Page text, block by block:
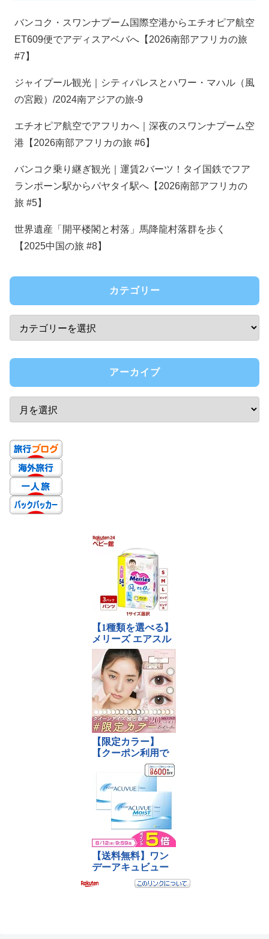
バンコク・スワンナプーム国際空港からエチオピア航空
ET609便でアディスアベバへ【2026南部アフリカの旅
#7】
ジャイプール観光｜シティパレスとハワー・マハル（風
の宮殿）/2024南アジアの旅-9
エチオピア航空でアフリカへ｜深夜のスワンナプーム空
港【2026南部アフリカの旅 #6】
バンコク乗り継ぎ観光｜運賃2バーツ！タイ国鉄でフア
ランポーン駅からパヤタイ駅へ【2026南部アフリカの
旅 #5】
世界遺産「開平楼閣と村落」馬降龍村落群を歩く
【2025中国の旅 #8】
カテゴリー
アーカイブ